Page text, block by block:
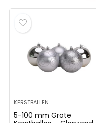
KERSTBALLEN
5-100 mm Grote